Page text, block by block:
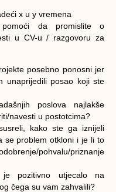
x u y vremena
da promislite o
u CV-u / razgovoru za
posebno ponosni jer
unaprijedili posao koji ste
poslova najlakše
navesti u postotcima?
kako ste ga iznijeli
se problem otkloni i je li to
pohvalu/priznanje
pozitivno utjecalo na
čega su vam zahvalili?